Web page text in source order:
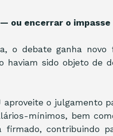
ou encerrar o impasse
o debate ganha novo
haviam sido objeto de
o julgamento
mínimos, bem
contribuindo